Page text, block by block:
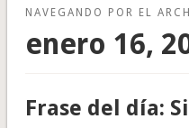
NAVEGANDO POR EL
enero 16,
Frase del día: